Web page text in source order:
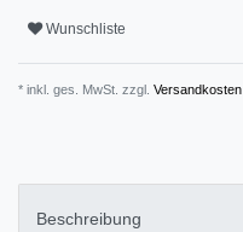
Wunschliste
* inkl. ges. MwSt. zzgl. Versandkosten
Beschreibung